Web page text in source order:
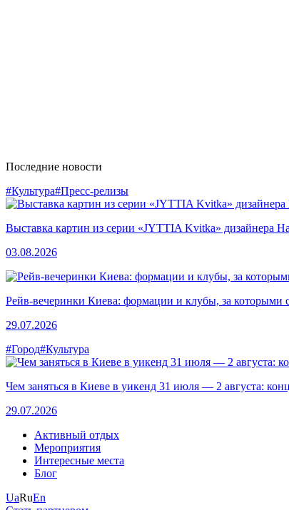
Последние новости
#Культура#Пресс-релизы
Выставка картин из серии «JYTTIA Kvitka» дизайнера
03.08.2026
Рейв-вечеринки Киева: формации и клубы, за которыми
29.07.2026
#Город#Культура
Чем заняться в Киеве в уикенд 31 июля — 2 августа:
29.07.2026
Активный отдых
Мероприятия
Интересные места
Блог
UaRuEn